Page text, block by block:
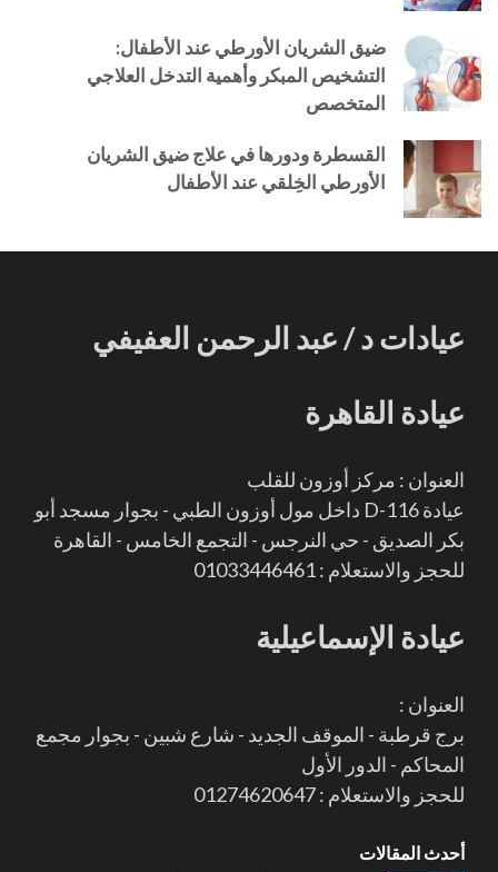
ضيق الشريان الأورطي عند الأطفال:
التشخيص المبكر وأهمية التدخل العلاجي
المتخصص
القسطرة ودورها في علاج ضيق الشريان
الأورطي الخِلقي عند الأطفال
عيادات د / عبد الرحمن العفيفي
عيادة القاهرة
العنوان : مركز أوزون للقلب
عيادة D-116 داخل مول أوزون الطبي - بجوار مسجد أبو
بكر الصديق - حي النرجس - التجمع الخامس - القاهرة
للحجز والاستعلام : 01033446461
عيادة الإسماعيلية
العنوان :
برج قرطبة - الموقف الجديد - شارع شبين - بجوار مجمع
المحاكم - الدور الأول
للحجز والاستعلام : 01274620647
أحدث المقالات